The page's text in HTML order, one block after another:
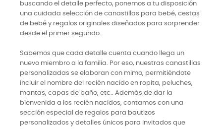
buscando el detalle perfecto, ponemos a tu disposición
una cuidada selección de canastillas para bebé, cestas
de bebé y regalos originales diseñados para sorprender
desde el primer segundo.
Sabemos que cada detalle cuenta cuando llega un
nuevo miembro a la familia. Por eso, nuestras canastillas
personalizadas se elaboran con mimo, permitiéndote
incluir el nombre del recién nacido en ropita, peluches,
mantas, capas de baño, etc.. Además de dar la
bienvenida a los recién nacidos, contamos con una
sección especial de regalos para bautizos
personalizados y detalles únicos para invitados que